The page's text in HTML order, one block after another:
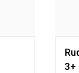
3+